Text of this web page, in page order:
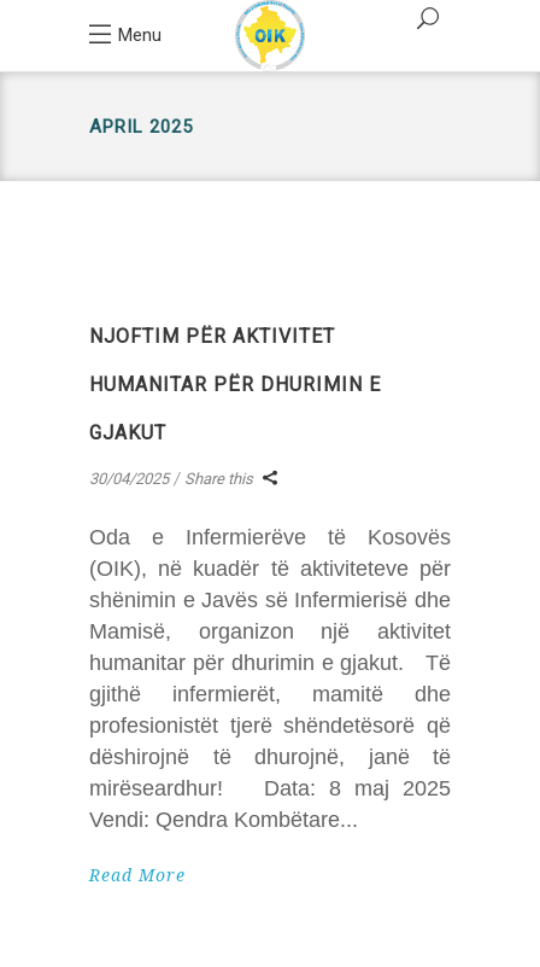
Menu
APRIL 2025
NJOFTIM PËR AKTIVITET
HUMANITAR PËR DHURIMIN E
GJAKUT
30/04/2025 Share this
Oda e Infermierëve të Kosovës
(OIK), në kuadër të aktiviteteve për
shënimin e Javës së Infermierisë dhe
Mamisë, organizon një aktivitet
humanitar për dhurimin e gjakut. Të
gjithë infermierët, mamitë dhe
profesionistët tjerë shëndetësorë që
dëshirojnë të dhurojnë, janë të
mirëseardhur! Data: 8 maj 2025
Vendi: Qendra Kombëtare
Read More